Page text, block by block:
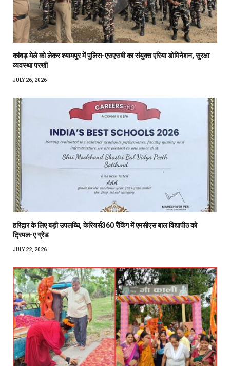
कांवड़ मेले को लेकर श्यामपुर में पुलिस-एसएसबी का संयुक्त एरिया डोमिनेशन, सुरक्षा
व्यवस्था परखी
JULY 26, 2026
हरिद्वार के लिए बड़ी उपलब्धि, केरियर्स360 रैंकिंग में एमसीएस बाल विद्यापीठ को
ट्रिपल-ए ग्रेड
JULY 22, 2026